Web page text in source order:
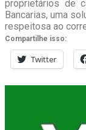
proprietários de
Bancarias, uma
respeitosa ao
Compartilhe isso:
Twitter